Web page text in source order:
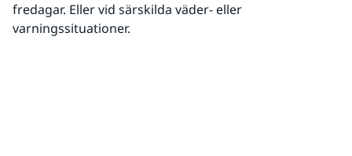
fredagar. Eller vid särskilda väder- eller
varningssituationer.